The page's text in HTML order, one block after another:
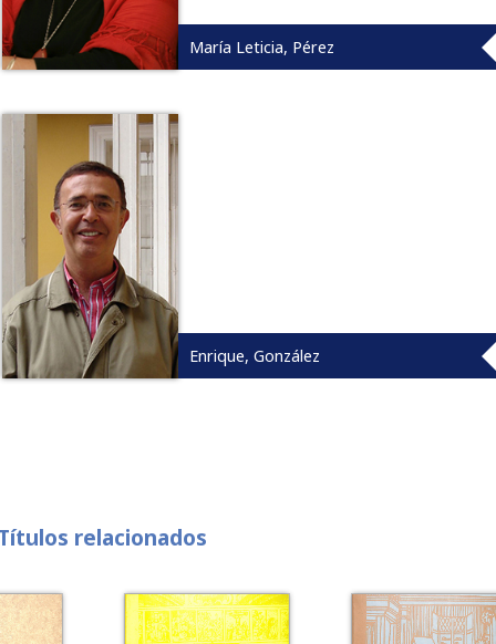
María Leticia, Pérez
Enrique, González
relacionados